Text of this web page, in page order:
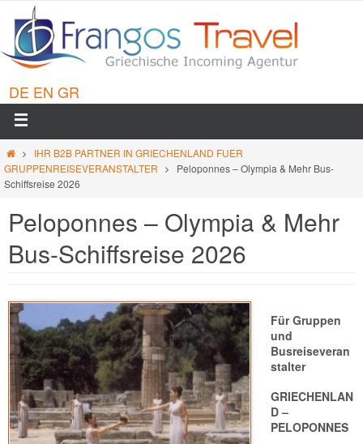
DE EN GR
IHR B2B PARTNER IN GRIECHENLAND FUER
GRUPPENREISEVERANSTALTER
Peloponnes – Olympia & Mehr Bus-
Schiffsreise 2026
Peloponnes – Olympia & Mehr
Bus-Schiffsreise 2026
Für Gruppen
und
Busreiseveran
stalter
GRIECHENLAN
D –
PELOPONNES